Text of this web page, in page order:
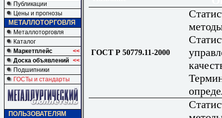
Публикации
Цены и прогнозы
МЕТАЛЛОТОРГОВЛЯ
Металлоторговля
Каталог
Маркетплейс
<<
Доска объявлений <<
Подшипники
ГОСТы и стандарты
ПОЛЬЗОВАТЕЛЯМ
ГОСТ Р 50779.11-2000